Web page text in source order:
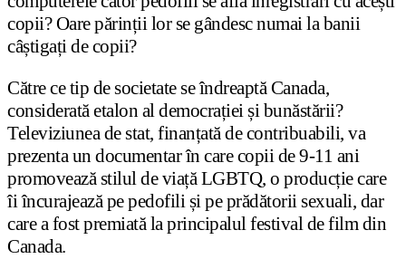
copii? Oare părinții lor se gândesc numai la banii
câștigați de copii?
Către ce tip de societate se îndreaptă Canada,
considerată etalon al democrației și bunăstării?
Televiziunea de stat, finanțată de contribuabili, va
prezenta un documentar în care copii de 9-11 ani
promovează stilul de viață LGBTQ, o producție care
îi încurajează pe pedofili și pe prădătorii sexuali, dar
care a fost premiată la principalul festival de film din
Canada.